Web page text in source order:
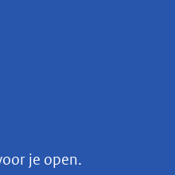
je open.